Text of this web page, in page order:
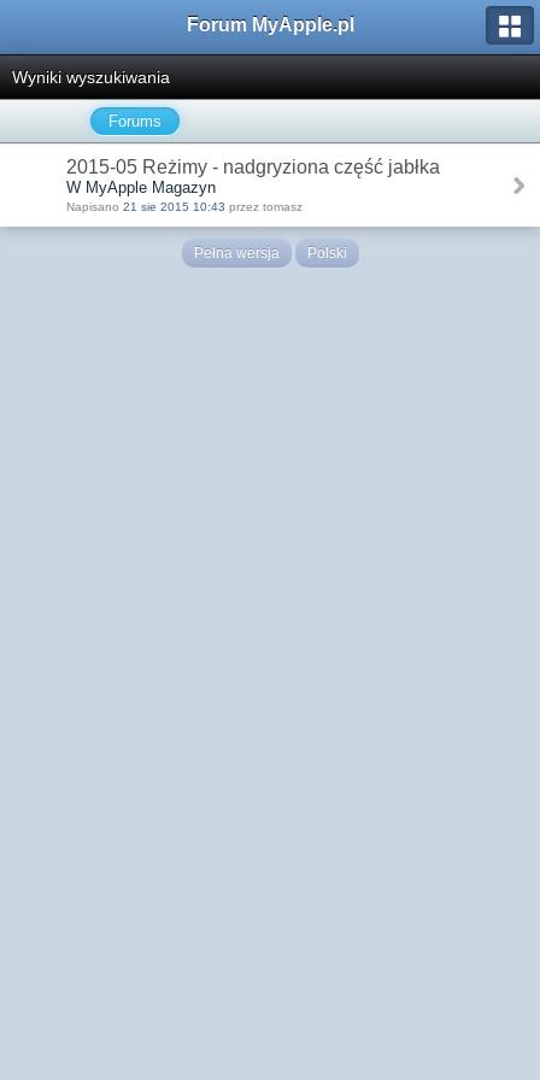
Forum MyApple.pl
Wyniki wyszukiwania
Forums
2015-05 Reżimy - nadgryziona część jabłka
W MyApple Magazyn
Napisano 21 sie 2015 10:43 przez tomasz
Pełna wersja Polski